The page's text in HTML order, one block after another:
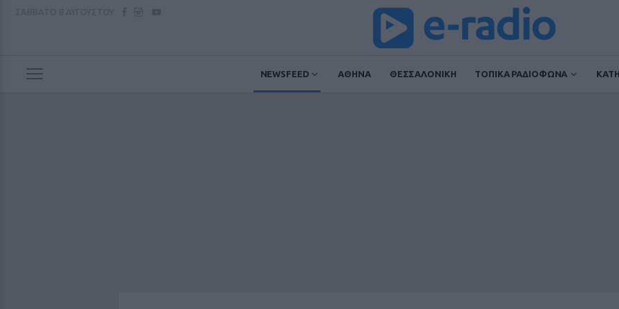
NEWSFEED ΑΘΗΝΑ ΘΕΣΣΑΛΟΝΙΚΗ ΤΟΠΙΚΑ ΡΑΔΙΟΦΩΝΑ